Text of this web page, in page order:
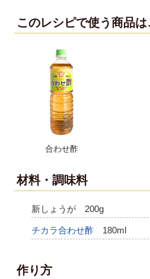
このレシピで使う商品は
合わせ酢
材料・調味料
新しょうが 200g
チカラ合わせ酢 180ml
作り方